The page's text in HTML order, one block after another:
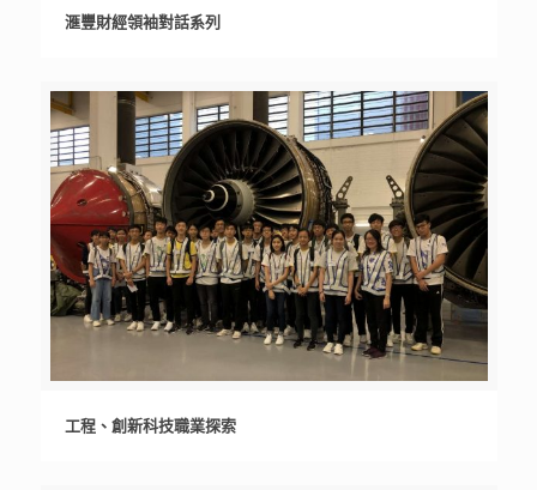
滙豐財經領袖對話系列
滙豐財經領袖對話系列
工程、創新科技職業探索
工程、創新科技職業探索